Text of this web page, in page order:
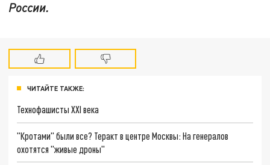
России.
ЧИТАЙТЕ ТАКЖЕ:
Технофашисты XXI века
"Кротами" были все? Теракт в центре Москвы: На генералов
охотятся "живые дроны"